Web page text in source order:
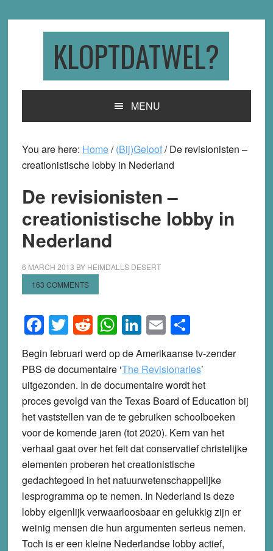
KLOPTDATWEL?
MENU
You are here: Home/ (Bij)Geloof/De revisionisten –
creationistische lobby in Nederland
De revisionisten –
creationistische lobby in
Nederland
6 MARCH 2013 BY HEIMDALLS DESERT
163 COMMENTS
Facebook
Twitter
Reddit
WhatsApp
LinkedIn
EmailShare
Begin februari werd op de Amerikaanse tv-zender
PBS de documentaire ‘The Revisionaries’
uitgezonden. In de documentaire wordt het
proces gevolgd van the Texas Board of Education bij
het vaststellen van de te gebruiken schoolboeken
voor de komende jaren (tot 2020). Kern van het
verhaal gaat over het feit dat conservatief christelijke
elementen proberen het creationistische
gedachtegoed in het natuurwetenschappelijke
lesprogramma op te nemen. In Nederland is deze
lobby eigenlijk verwaarloosbaar en gelukkig zijn er
weinig mensen die hun argumenten serieus nemen.
Toch is er een kleine Nederlandse lobby actief,